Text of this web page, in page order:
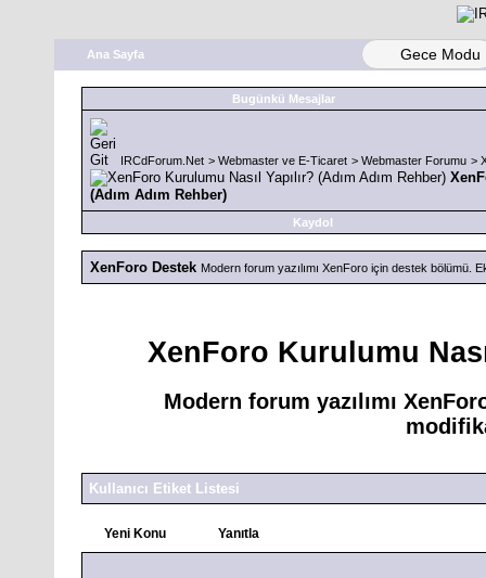
Ana Sayfa Gece Modu
Bugünkü Mesajlar
IRCdForum.Net > Webmaster ve E-Ticaret > Webmaster Forumu >
(Adım Adım Rehber)
Kaydol
XenForo Destek Modern forum yazılımı XenForo için destek bölümü.
XenForo Kurulumu
Modern forum yazılımı
Kullanıcı Etiket Listesi
Yeni Konu Yanıtla